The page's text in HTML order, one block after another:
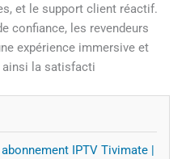
et le support client réactif.
confiance, les revendeurs
expérience immersive et
ainsi la satisfacti
IPTV Tivimate |